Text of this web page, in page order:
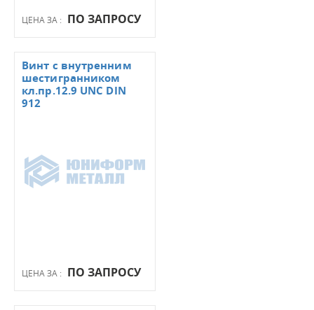
ЦЕНА ЗА : ПО ЗАПРОСУ
ЦЕНА ЗА : ПО ЗАПРОСУ
Винт с внутренним
шестигранником
кл.пр.12.9 UNC DIN
912